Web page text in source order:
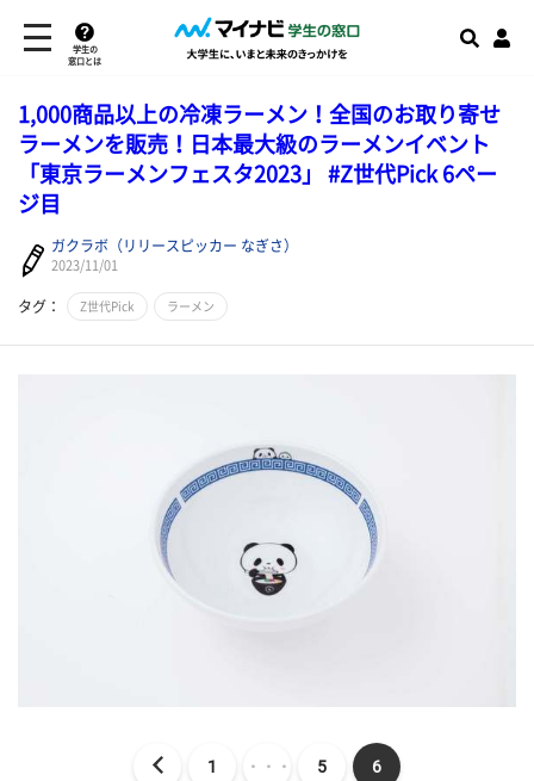
学生の
窓口とは
1,000商品以上の冷凍ラーメン！全国のお取り寄せ
ラーメンを販売！日本最大級のラーメンイベント
「東京ラーメンフェスタ2023」 #Z世代Pick 6ペー
ジ目
ガクラボ（リリースピッカー なぎさ）
2023/11/01
タグ： Z世代Pick ラーメン
1 ・・・ 5 6